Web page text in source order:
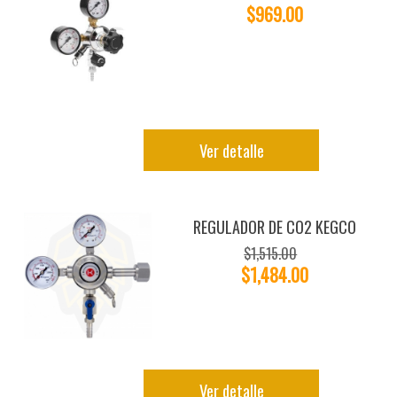
$969.00
Ver detalle
REGULADOR DE CO2 KEGCO
$1,515.00
$1,484.00
Ver detalle